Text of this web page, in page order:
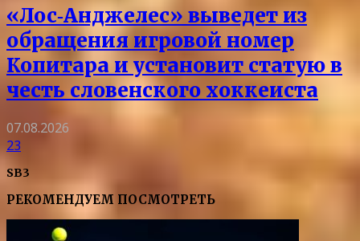
«Лос‑Анджелес» выведет из
обращения игровой номер
Копитара и установит статую в
честь словенского хоккеиста
07.08.2026
23
SB3
РЕКОМЕНДУЕМ ПОСМОТРЕТЬ